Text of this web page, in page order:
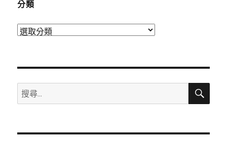
分類
分
搜
尋
鍵
搜